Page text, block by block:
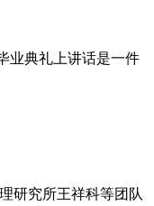
业典礼上讲话是一件
研究所王祥科等团队